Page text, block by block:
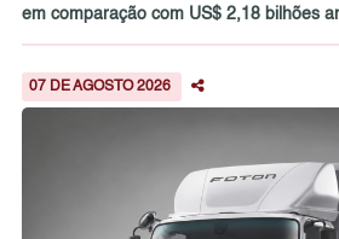
em comparação com US$ 2,18 bilhões
07 DE AGOSTO 2026